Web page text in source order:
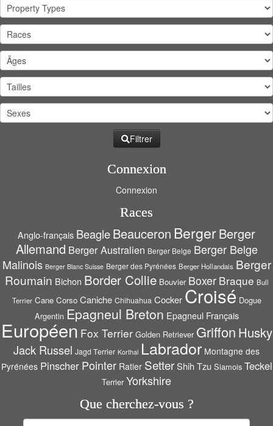
Filtrer
Connexion
Connexion
Races
Anglo-français BeagleBeauceron BergerBerger
Allemand Berger Australien Berger Belge Berger Belge
Malinois Berger Blanc Suisse Berger des Pyrénées Berger Hollandais Berger
Roumain Bichon Border Collie Bouvier Boxer Braque Bull
Terrier Cane Corso Caniche Chihuahua Cocker Croisé Dogue
Argentin Epagneul Breton Epagneul Français
Européen Fox Terrier Golden Retriever Griffon Husky
Jack Russel Jagd Terrier Korthal Labrador Montagne des
Pyrénées Pinscher Pointer Ratier Setter Shih Tzu Siamois Teckel
Terrier Yorkshire
Que cherchez-vous ?